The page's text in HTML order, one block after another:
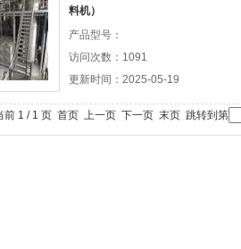
料机）
产品型号：
访问次数：1091
更新时间：2025-05-19
前 1 / 1 页 首页 上一页 下一页 末页 跳转到第